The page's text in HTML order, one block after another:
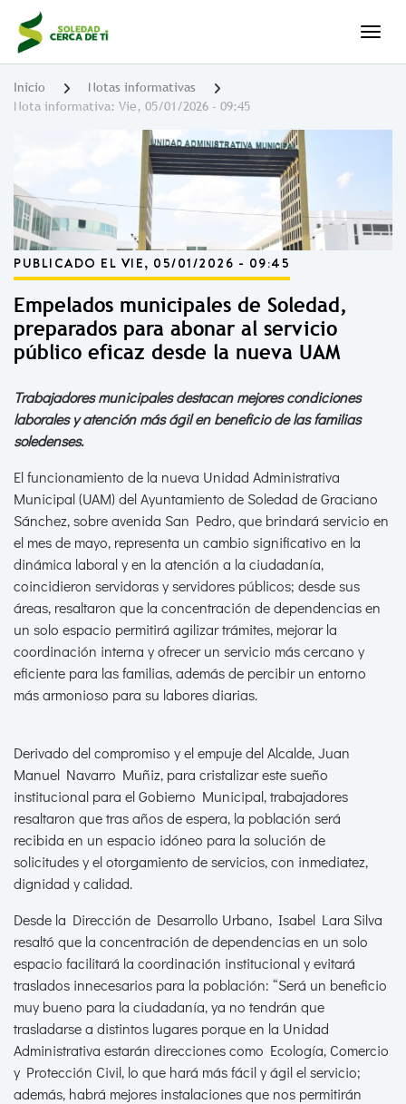
contenido
principal
Inicio
Notas informativas
Nota informativa: Vie, 05/01/2026 - 09:45
PUBLICADO EL VIE, 05/01/2026 - 09:45
Empelados municipales de Soledad,
preparados para abonar al servicio
público eficaz desde la nueva UAM
Trabajadores municipales destacan mejores condiciones
laborales y atención más ágil en beneficio de las familias
soledenses.
El funcionamiento de la nueva Unidad Administrativa
Municipal (UAM) del Ayuntamiento de Soledad de Graciano
Sánchez, sobre avenida San Pedro, que brindará servicio en
el mes de mayo, representa un cambio significativo en la
dinámica laboral y en la atención a la ciudadanía,
coincidieron servidoras y servidores públicos; desde sus
áreas, resaltaron que la concentración de dependencias en
un solo espacio permitirá agilizar trámites, mejorar la
coordinación interna y ofrecer un servicio más cercano y
eficiente para las familias, además de percibir un entorno
más armonioso para su labores diarias.
Derivado del compromiso y el empuje del Alcalde, Juan
Manuel Navarro Muñiz, para cristalizar este sueño
institucional para el Gobierno Municipal, trabajadores
resaltaron que tras años de espera, la población será
recibida en un espacio idóneo para la solución de
solicitudes y el otorgamiento de servicios, con inmediatez,
dignidad y calidad.
Desde la Dirección de Desarrollo Urbano, Isabel Lara Silva
resaltó que la concentración de dependencias en un solo
espacio facilitará la coordinación institucional y evitará
traslados innecesarios para la población: “Será un beneficio
muy bueno para la ciudadanía, ya no tendrán que
trasladarse a distintos lugares porque en la Unidad
Administrativa estarán direcciones como Ecología, Comercio
y Protección Civil, lo que hará más fácil y ágil el servicio;
además, habrá mejores instalaciones que nos permitirán